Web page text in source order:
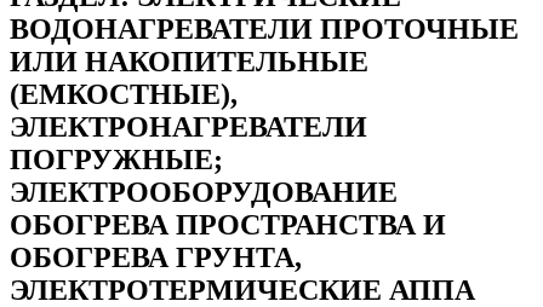
ВОДОНАГРЕВАТЕЛИ ПРОТОЧНЫЕ
ИЛИ НАКОПИТЕЛЬНЫЕ
(ЕМКОСТНЫЕ),
ЭЛЕКТРОНАГРЕВАТЕЛИ
ПОГРУЖНЫЕ;
ЭЛЕКТРООБОРУДОВАНИЕ
ОБОГРЕВА ПРОСТРАНСТВА И
ОБОГРЕВА ГРУНТА,
ЭЛЕКТРОТЕРМИЧЕСКИЕ АППА